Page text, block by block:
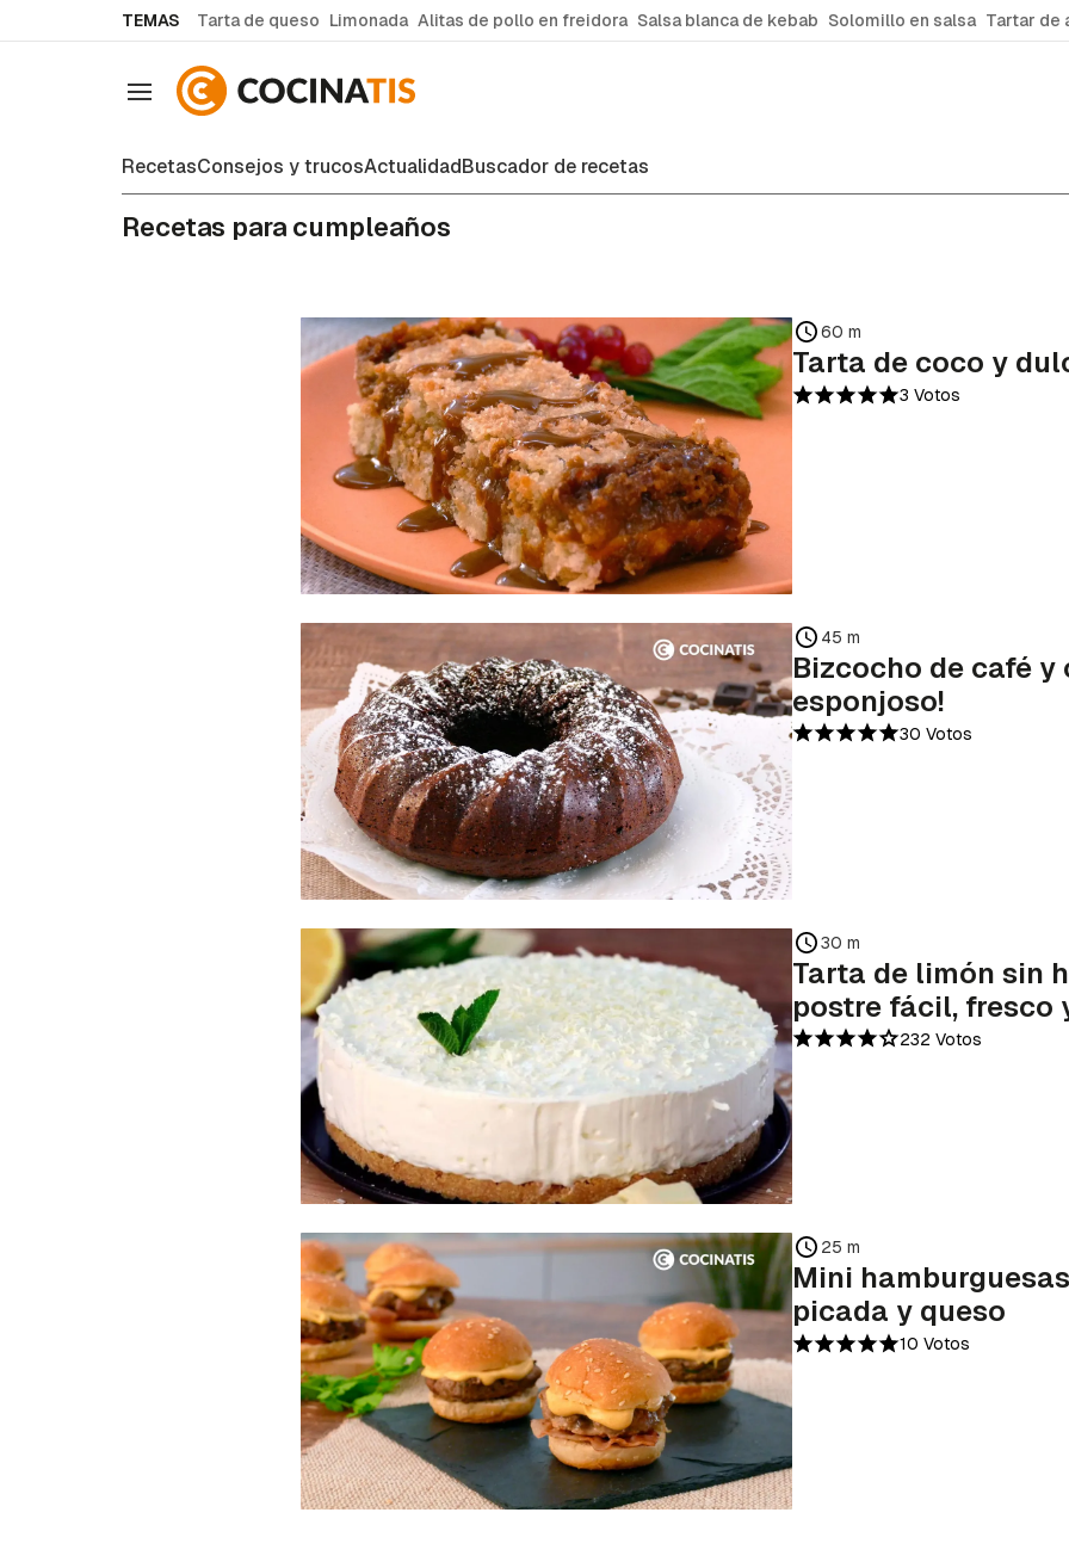
TEMAS Tarta de queso Limonada Alitas de pollo en freidora Salsa blanca de kebab Solomillo en salsa Tartar de
Navegación
RecetasConsejos y trucosActualidadBuscador de recetas
Recetas para cumpleaños
60 m
Tarta de coco y
3 Votos
45 m
Bizcocho de café y
esponjoso!
30 Votos
30 m
Tarta de limón sin
postre fácil, fresco
232 Votos
25 m
Mini
picada y queso
10 Votos